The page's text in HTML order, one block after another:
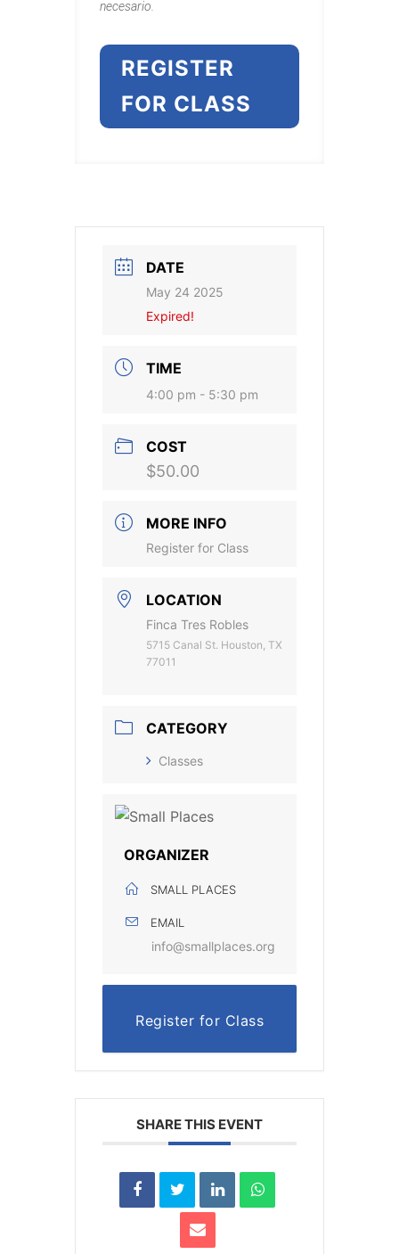
necesario.
REGISTER
FOR CLASS
DATE
May 24 2025
Expired!
TIME
4:00 pm - 5:30 pm
COST
$50.00
MORE INFO
Register for Class
LOCATION
Finca Tres Robles
5715 Canal St. Houston, TX
77011
CATEGORY
Classes
ORGANIZER
SMALL PLACES
EMAIL
info@smallplaces.org
Register for Class
SHARE THIS EVENT